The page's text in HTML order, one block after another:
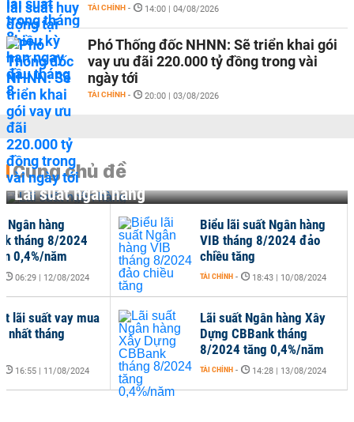
TÀI CHÍNH - 14:00 | 04/08/2026
Phó Thống đốc NHNN: Sẽ triển khai gói
vay ưu đãi 220.000 tỷ đồng trong vài
ngày tới
TÀI CHÍNH - 20:00 | 03/08/2026
Cùng chủ đề
Lãi suất ngân hàng
Lãi suất Ngân hàng Xây
Dựng CBBank tháng
8/2024 tăng 0,4%/năm
TÀI CHÍNH - 14:28 | 13/08/2024
Ngân hàng
tháng 8/2024
0,4%/năm
06:29 | 12/08/2024
lãi suất vay mua
nhất tháng
16:55 | 11/08/2024
Biểu lãi suất Ngân hàng
VIB tháng 8/2024 đảo
chiều tăng
TÀI CHÍNH - 18:43 | 10/08/2024